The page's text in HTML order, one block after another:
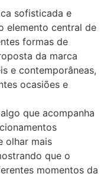
sofisticada e
elemento central de
formas de
da marca
e contemporâneas,
ocasiões e
que acompanha
olhar mais
que o
momentos da